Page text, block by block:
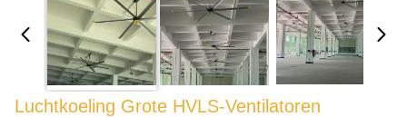
Luchtkoeling Grote HVLS-Ventilatoren